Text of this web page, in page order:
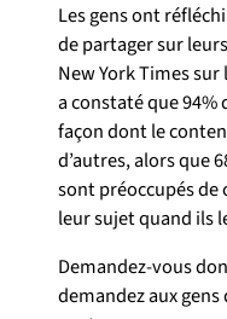
Les gens ont
de partager sur
New York Times
a constaté que 94%
façon dont le
d’autres, alors que
sont préoccupés de
leur sujet quand ils
Demandez-vous
demandez aux